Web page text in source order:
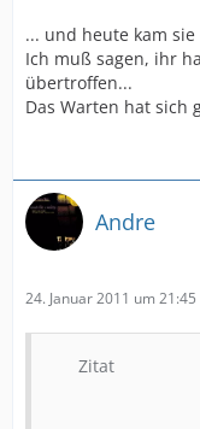
... und heute kam
Ich muß sagen, ihr
übertroffen...
Das Warten hat sich
Andre
24. Januar 2011 um 21:45
Zitat